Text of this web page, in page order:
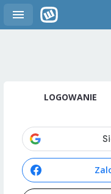
LOGOWANIE